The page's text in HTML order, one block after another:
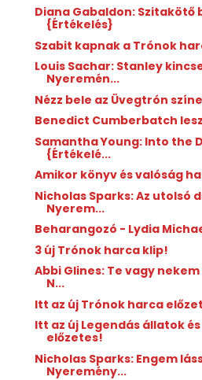
Diana Gabaldon: Szitakötő
{Értékelés}
Szabit kapnak a Trónok
Louis Sachar: Stanley
Nyeremén...
Nézz bele az Üvegtrón
Benedict Cumberbatch
Samantha Young: Into the
{Értékelé...
Amikor könyv és valóság
Nicholas Sparks: Az utolsó
Nyerem...
Beharangozó - Lydia
3 új Trónok harca klip!
Abbi Glines: Te vagy
N...
Itt az új Trónok harca
Itt az új Legendás állatok
előzetes!
Nicholas Sparks: Engem
Nyeremény...